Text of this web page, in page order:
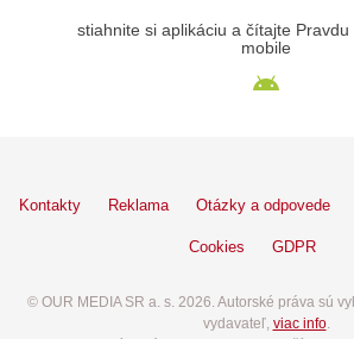
stiahnite si aplikáciu a čítajte
mobile
Kontakty Reklama Otázky a odpovede
Cookies GDPR
© OUR MEDIA SR a. s. 2026. Autorské práva sú
vydavateľ, viac info.